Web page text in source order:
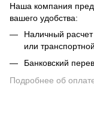
Наша компания
вашего удобства:
Наличный
или
Банковский
Подробнее об